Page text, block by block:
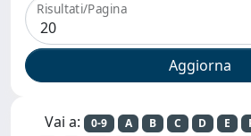
Risultati/Pagina
Vai a: 0-9 A B C D E